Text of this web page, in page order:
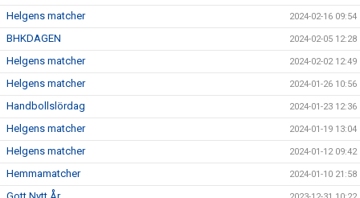
Helgens matcher 2024-02-16 09:54
BHKDAGEN 2024-02-05 12:28
Helgens matcher 2024-02-02 12:49
Helgens matcher 2024-01-26 10:56
Handbollslördag 2024-01-23 12:36
Helgens matcher 2024-01-19 13:04
Helgens matcher 2024-01-12 09:42
Hemmamatcher 2024-01-10 21:58